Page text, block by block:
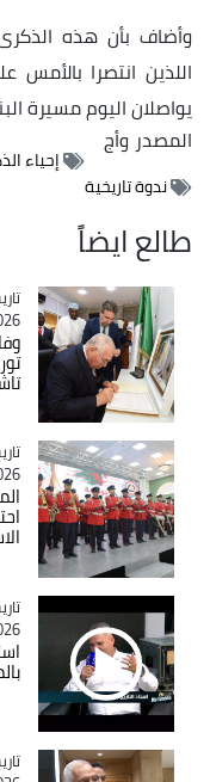
وأضاف بأن هذه
اللذين انتصرا بالأمس
يواصلان اليوم مسيرة
المصدروأج
إحياء الذكرى ال68 لمجزرة
ندوة تاريخية
طالع ايضاً
تاريخ
تاريخ
تاريخ
تاريخ